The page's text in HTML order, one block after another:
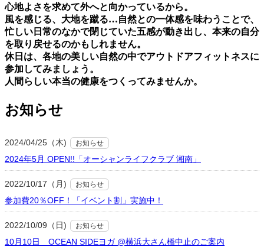
⼼地よさを求めて外へと向かっているから。
⾵を感じる、⼤地を蹴る…⾃然との⼀体感を味わうことで、
忙しい⽇常のなかで閉じていた五感が動き出し、本来の⾃分
を取り戻せるのかもしれません。
休⽇は、各地の美しい⾃然の中でアウトドアフィットネスに
参加してみましょう。
⼈間らしい本当の健康をつくってみませんか。
お知らせ
2024/04/25（木) お知らせ
2024年5月 OPEN!!「オーシャンライフクラブ 湘南」
2022/10/17（月) お知らせ
参加費20％OFF！「イベント割」実施中！
2022/10/09（日) お知らせ
10月10日 OCEAN SIDEヨガ @横浜大さん橋中止のご案内